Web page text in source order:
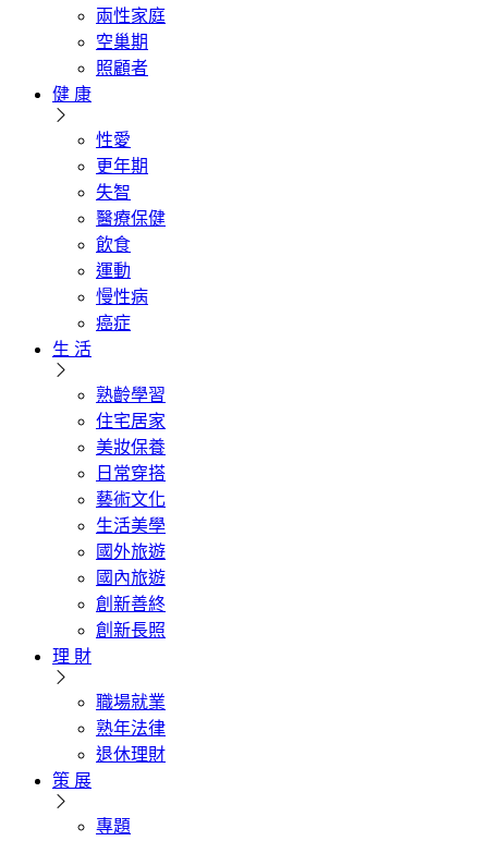
兩性家庭
空巢期
照顧者
健 康
性愛
更年期
失智
醫療保健
飲食
運動
慢性病
癌症
生 活
熟齡學習
住宅居家
美妝保養
日常穿搭
藝術文化
生活美學
國外旅遊
國內旅遊
創新善終
創新長照
理 財
職場就業
熟年法律
退休理財
策 展
專題